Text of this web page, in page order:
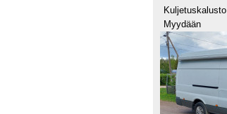
Kuljetuskalusto
Myydään